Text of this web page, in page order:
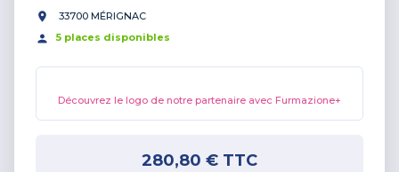
33700 MÉRIGNAC
5 places disponibles
Découvrez le logo de notre partenaire avec Furmazione+
280,80 € TTC